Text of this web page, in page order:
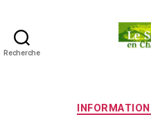
Recherche